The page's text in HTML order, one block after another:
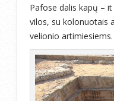
Pafose dalis kapų –
vilos, su kolonuotais
velionio artimiesiems.